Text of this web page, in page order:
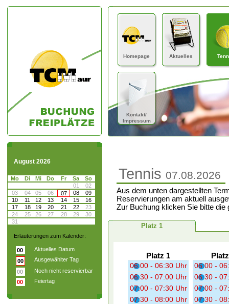
August 2026
Mo Di Mi Do Fr Sa
So
01
02
03
04 05 06 07 08
09
10
11 12 13 14 15
16
17
18 19 20 21 22
23
24
25 26 27 28 29
30
31
Erläuterungen zum Kalender:
00
Aktuelles Datum
00
Ausgewählter Tag
00
Noch nicht reservierbar
00
Feiertag
Homepage Aktuelles
Kontakt/
Impressum
Tennis 07.08.2026
Aus dem unten dargestellten
Reservierungen am aktuell
Zur Buchung klicken Sie bitte die
Platz 1
Platz 1
06:00 - 06:30 Uhr
06:30 - 07:00 Uhr
07:00 - 07:30 Uhr
07:30 - 08:00 Uhr
06:00 -
06:30 -
07:00 -
07:30 -